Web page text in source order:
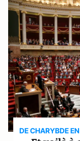
DE CHARYBDE